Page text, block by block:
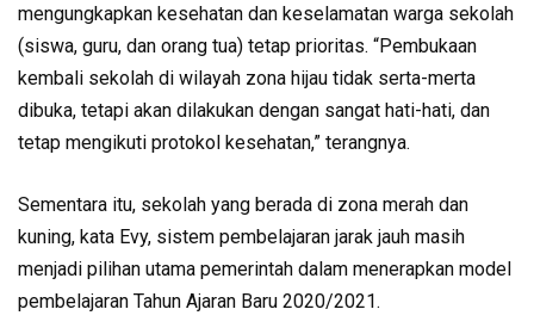
mengungkapkan kesehatan dan keselamatan warga sekolah
(siswa, guru, dan orang tua) tetap prioritas. “Pembukaan
kembali sekolah di wilayah zona hijau tidak serta-merta
dibuka, tetapi akan dilakukan dengan sangat hati-hati, dan
tetap mengikuti protokol kesehatan,” terangnya.
Sementara itu, sekolah yang berada di zona merah dan
kuning, kata Evy, sistem pembelajaran jarak jauh masih
menjadi pilihan utama pemerintah dalam menerapkan model
pembelajaran Tahun Ajaran Baru 2020/2021.